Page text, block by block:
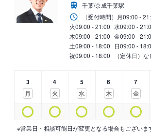
千葉/京成千葉駅
（受付時間） 月09:00 -
火09:00 - 21:00 水09:00 -
木09:00 - 21:00 金09:00 -
土09:00 - 18:00 日09:00 -
祝09:00 - 18:00 （定休日）な
3
月
4
火
5
水
6
木
7
金
※営業日・相談可能日が変更となる場合もございま